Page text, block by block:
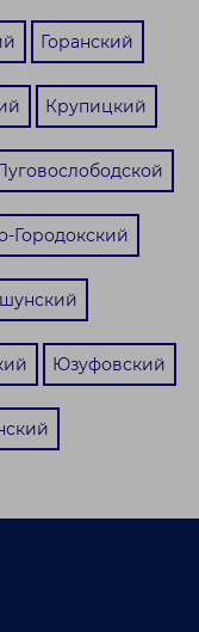
Горанский
Крупицкий
Городокский
Юзуфовский